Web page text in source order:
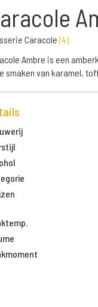
Caracole(4)
Ambre is een
smaken van karamel,